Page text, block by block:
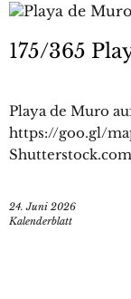
175/365
Playa de Muro
https://goo.gl/
Shutterstock.com
24. Juni 2026
Kalenderblatt